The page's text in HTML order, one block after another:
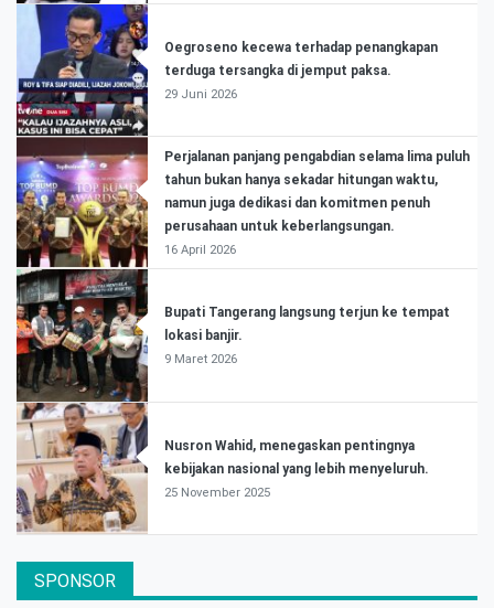
Oegroseno kecewa terhadap penangkapan
terduga tersangka di jemput paksa.
29 Juni 2026
Perjalanan panjang pengabdian selama lima puluh
tahun bukan hanya sekadar hitungan waktu,
namun juga dedikasi dan komitmen penuh
perusahaan untuk keberlangsungan.
16 April 2026
Bupati Tangerang langsung terjun ke tempat
lokasi banjir.
9 Maret 2026
Nusron Wahid, menegaskan pentingnya
kebijakan nasional yang lebih menyeluruh.
25 November 2025
SPONSOR